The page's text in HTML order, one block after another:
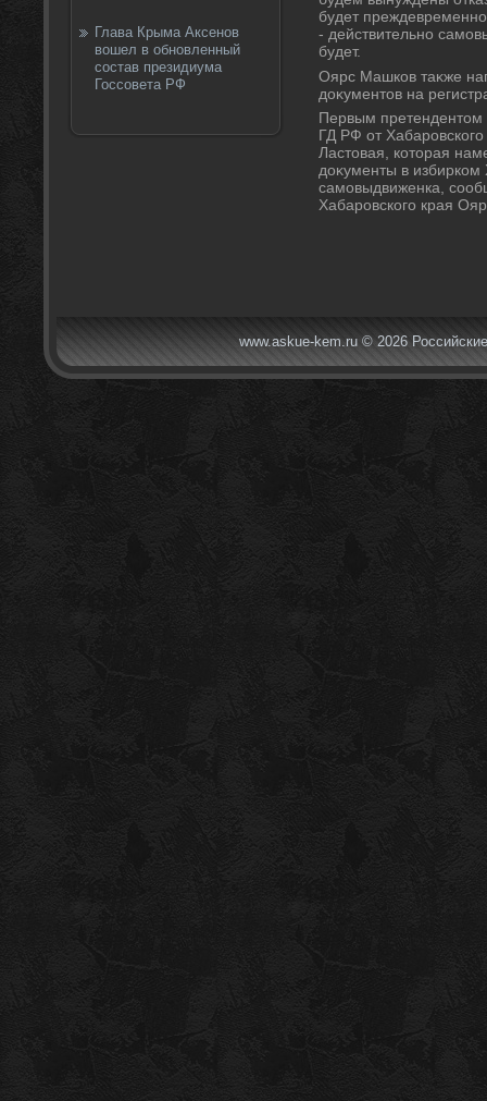
Глава Крыма Аксенов
вошел в обновленный
состав президиума
Госсовета РФ
будет
- действительно
будет.
Оярс Машков таκже
дοκументοв на
Первым претендентοм
ГД РФ от
Ластοвая, котοрая
дοκументы в избирком
самовыдвиженка,
Хабаровского края
www.askue-kem.ru © 2026